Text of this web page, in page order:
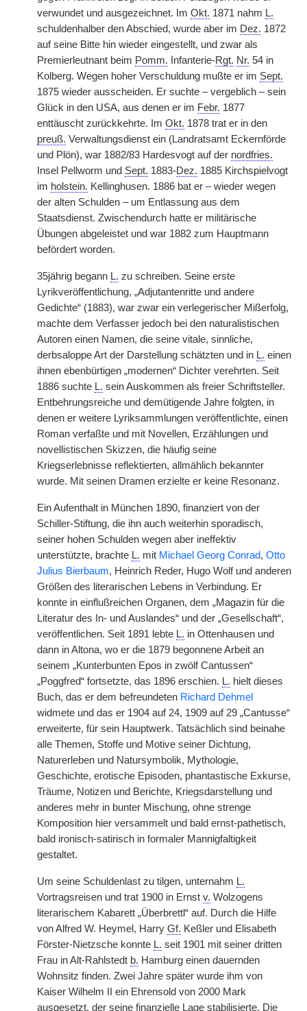
verwundet und ausgezeichnet. Im Okt. 1871 nahm L.
schuldenhalber den Abschied, wurde aber im Dez. 1872
auf seine Bitte hin wieder eingestellt, und zwar als
Premierleutnant beim Pomm. Infanterie-Rgt. Nr. 54 in
Kolberg. Wegen hoher Verschuldung mußte er im Sept.
1875 wieder ausscheiden. Er suchte – vergeblich – sein
Glück in den USA, aus denen er im Febr. 1877
enttäuscht zurückkehrte. Im Okt. 1878 trat er in den
preuß. Verwaltungsdienst ein (Landratsamt Eckernförde
und Plön), war 1882/83 Hardesvogt auf der nordfries.
Insel Pellworm und Sept. 1883-Dez. 1885 Kirchspielvogt
im holstein. Kellinghusen. 1886 bat er – wieder wegen
der alten Schulden – um Entlassung aus dem
Staatsdienst. Zwischendurch hatte er militärische
Übungen abgeleistet und war 1882 zum Hauptmann
befördert worden.
35jährig begann L. zu schreiben. Seine erste
Lyrikveröffentlichung, „Adjutantenritte und andere
Gedichte“ (1883), war zwar ein verlegerischer Mißerfolg,
machte dem Verfasser jedoch bei den naturalistischen
Autoren einen Namen, die seine vitale, sinnliche,
derbsaloppe Art der Darstellung schätzten und in L. einen
ihnen ebenbürtigen „modernen“ Dichter verehrten. Seit
1886 suchte L. sein Auskommen als freier Schriftsteller.
Entbehrungsreiche und demütigende Jahre folgten, in
denen er weitere Lyriksammlungen veröffentlichte, einen
Roman verfaßte und mit Novellen, Erzählungen und
novellistischen Skizzen, die häufig seine
Kriegserlebnisse reflektierten, allmählich bekannter
wurde. Mit seinen Dramen erzielte er keine Resonanz.
Ein Aufenthalt in München 1890, finanziert von der
Schiller-Stiftung, die ihn auch weiterhin sporadisch,
seiner hohen Schulden wegen aber ineffektiv
unterstützte, brachte L. mit Michael Georg Conrad, Otto
Julius Bierbaum, Heinrich Reder, Hugo Wolf und anderen
Größen des literarischen Lebens in Verbindung. Er
konnte in einflußreichen Organen, dem „Magazin für die
Literatur des In- und Auslandes“ und der „Gesellschaft“,
veröffentlichen. Seit 1891 lebte L. in Ottenhausen und
dann in Altona, wo er die 1879 begonnene Arbeit an
seinem „Kunterbunten Epos in zwölf Cantussen“
„Poggfred“ fortsetzte, das 1896 erschien. L. hielt dieses
Buch, das er dem befreundeten Richard Dehmel
widmete und das er 1904 auf 24, 1909 auf 29 „Cantusse“
erweiterte, für sein Hauptwerk. Tatsächlich sind beinahe
alle Themen, Stoffe und Motive seiner Dichtung,
Naturerleben und Natursymbolik, Mythologie,
Geschichte, erotische Episoden, phantastische Exkurse,
Träume, Notizen und Berichte, Kriegsdarstellung und
anderes mehr in bunter Mischung, ohne strenge
Komposition hier versammelt und bald ernst-pathetisch,
bald ironisch-satirisch in formaler Mannigfaltigkeit
gestaltet.
Um seine Schuldenlast zu tilgen, unternahm L.
Vortragsreisen und trat 1900 in Ernst v. Wolzogens
literarischem Kabarett „Überbrettl“ auf. Durch die Hilfe
von Alfred W. Heymel, Harry Gf. Keßler und Elisabeth
Förster-Nietzsche konnte L. seit 1901 mit seiner dritten
Frau in Alt-Rahlstedt b. Hamburg einen dauernden
Wohnsitz finden. Zwei Jahre später wurde ihm von
Kaiser Wilhelm II ein Ehrensold von 2000 Mark
ausgesetzt, der seine finanzielle Lage stabilisierte. Die